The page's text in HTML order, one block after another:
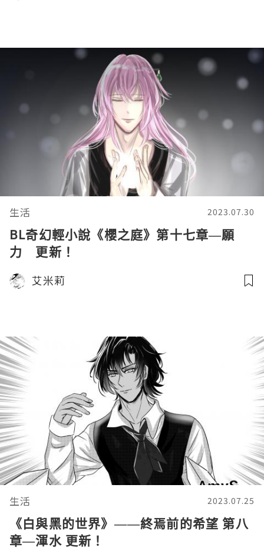
生活 2023.07.30
BL奇幻輕小說《櫻之庭》第十七章—願
力 更新！
艾米莉
生活 2023.07.25
《白與黑的世界》——終焉前的希望 第八
章—渾水 更新！